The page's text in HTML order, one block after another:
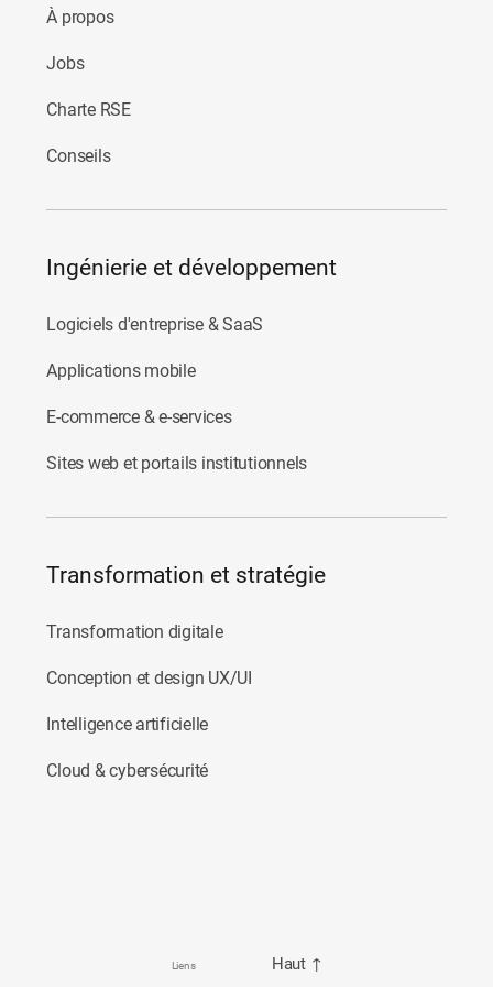
À propos
Jobs
Charte RSE
Conseils
Ingénierie et développement
Logiciels d'entreprise & SaaS
Applications mobile
E-commerce & e-services
Sites web et portails institutionnels
Transformation et stratégie
Transformation digitale
Conception et design UX/UI
Intelligence artificielle
Cloud & cybersécurité
Liens Haut ↑